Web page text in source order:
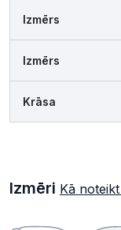
Izmērs
Izmērs
Krāsa
Izmēri Kā